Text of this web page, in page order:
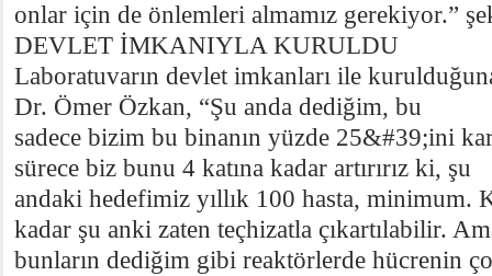
onlar için de önlemleri almamız gerekiyor.”
DEVLET İMKANIYLA KURULDU
Laboratuvarın devlet imkanları ile
Dr. Ömer Özkan, “Şu anda dediğim, bu
sadece bizim bu binanın yüzde 25&#39;ini
sürece biz bunu 4 katına kadar artırırız ki, şu
andaki hedefimiz yıllık 100 hasta, minimum.
kadar şu anki zaten teçhizatla çıkartılabilir.
bunların dediğim gibi reaktörlerde hücrenin